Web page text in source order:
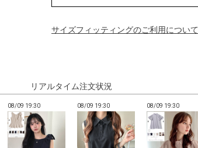
サイズフィッティングのご利用について
リアルタイム注文状況
08/09 19:30 08/09 19:30 08/09 19:30